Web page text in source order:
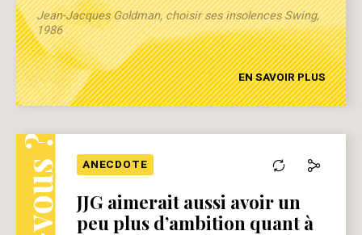
Jean-Jacques Goldman, choisir ses insolences Swing,
1986
EN SAVOIR PLUS
ANECDOTE
JJG aimerait aussi avoir un
peu plus d’ambition quant à